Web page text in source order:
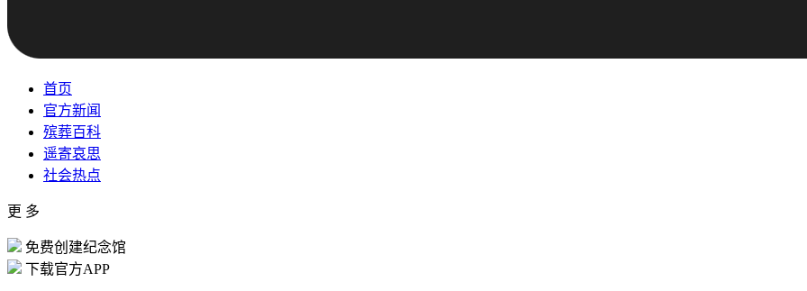
首页
官方新闻
殡葬百科
遥寄哀思
社会热点
更 多
免费创建纪念馆
下载官方APP